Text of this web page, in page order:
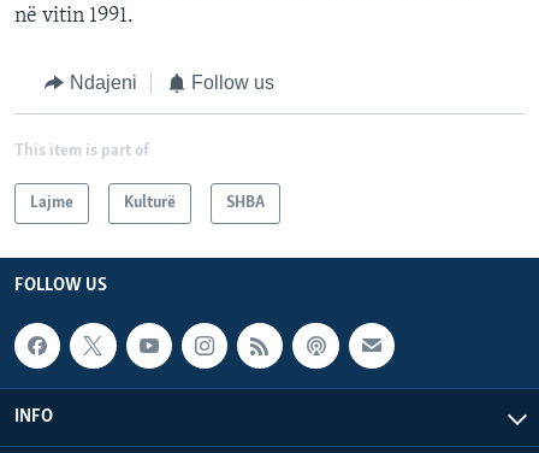
në vitin 1991.
Ndajeni Follow us
This item is part of
Lajme Kulturë SHBA
FOLLOW US
INFO